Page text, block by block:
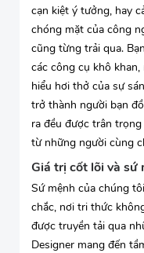
cạn kiệt ý tưởng, hay
chóng mặt của công
cũng từng trải qua.
các công cụ khô
hiểu hơi thở của sự
trở thành người bạn
ra đều được trân
từ những người cùng
Giá trị cốt lõi và sứ
Sứ mệnh của chúng
chắc, nơi tri thức
được truyền tải qua
Designer mang đến